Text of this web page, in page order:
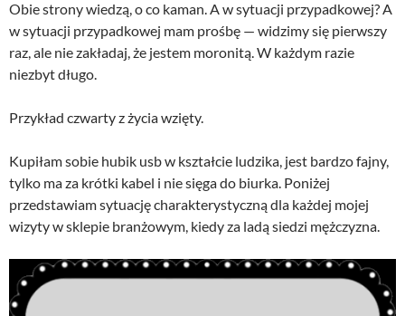
Obie strony wiedzą, o co kaman. A w sytuacji przypadkowej? A
w sytuacji przypadkowej mam prośbę — widzimy się pierwszy
raz, ale nie zakładaj, że jestem moronitą. W każdym razie
niezbyt długo.
Przykład czwarty z życia wzięty.
Kupiłam sobie hubik usb w kształcie ludzika, jest bardzo fajny,
tylko ma za krótki kabel i nie sięga do biurka. Poniżej
przedstawiam sytuację charakterystyczną dla każdej mojej
wizyty w sklepie branżowym, kiedy za ladą siedzi mężczyzna.